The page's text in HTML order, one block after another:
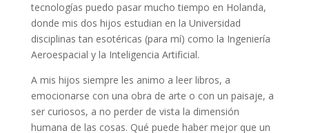
tecnologías puedo pasar mucho tiempo en Holanda,
donde mis dos hijos estudian en la Universidad
disciplinas tan esotéricas (para mí) como la Ingeniería
Aeroespacial y la Inteligencia Artificial.
A mis hijos siempre les animo a leer libros, a
emocionarse con una obra de arte o con un paisaje, a
ser curiosos, a no perder de vista la dimensión
humana de las cosas. Qué puede haber mejor que un